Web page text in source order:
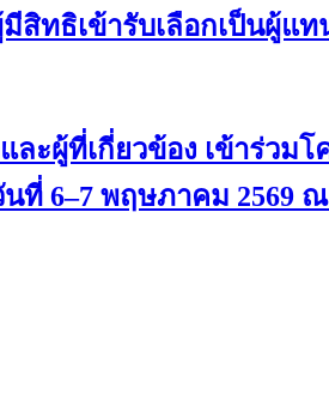
สิทธิเข้ารับเลือกเป็นผู้แ
ผู้ที่เกี่ยวข้อง เข้าร่วมโ
6–7 พฤษภาคม 2569